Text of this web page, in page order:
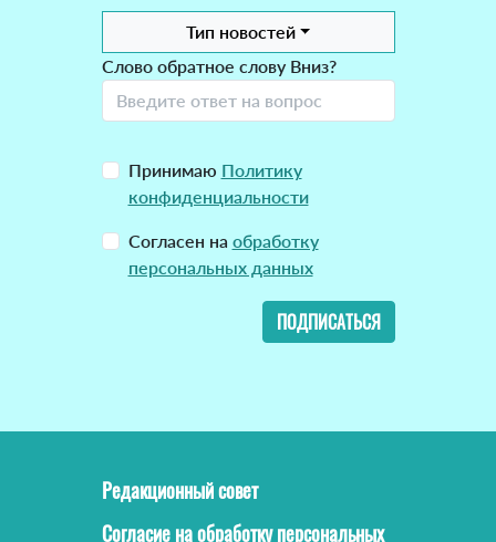
Тип новостей
Слово обратное слову Вниз?
Принимаю Политику
конфиденциальности
Согласен на обработку
персональных данных
ПОДПИСАТЬСЯ
Редакционный совет
Согласие на обработку персональных